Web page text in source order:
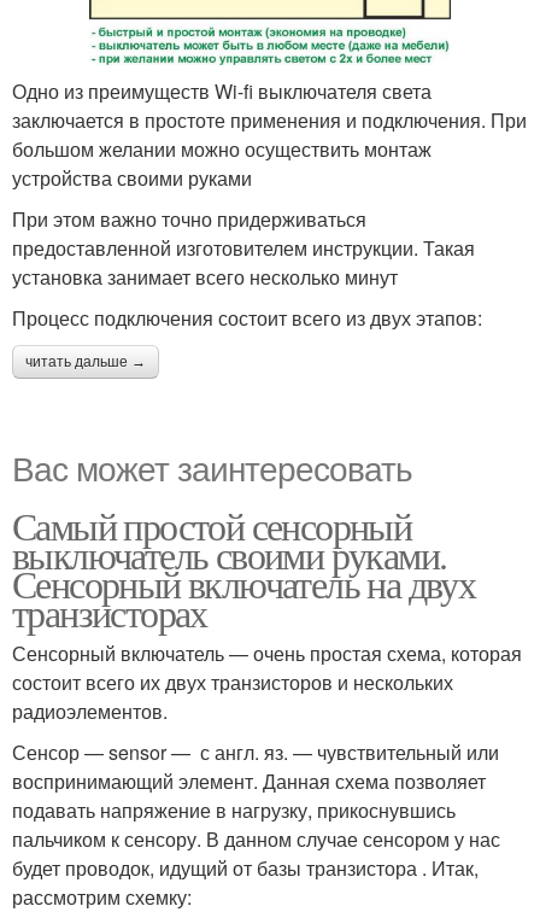
Одно из преимуществ Wi-fi выключателя света
заключается в простоте применения и подключения. При
большом желании можно осуществить монтаж
устройства своими руками
При этом важно точно придерживаться
предоставленной изготовителем инструкции. Такая
установка занимает всего несколько минут
Процесс подключения состоит всего из двух этапов:
читать дальше →
Вас может заинтересовать
Самый простой сенсорный
выключатель своими руками.
Сенсорный включатель на двух
транзисторах
Сенсорный включатель — очень простая схема, которая
состоит всего их двух транзисторов и нескольких
радиоэлементов.
Сенсор — sensor — с англ. яз. — чувствительный или
воспринимающий элемент. Данная схема позволяет
подавать напряжение в нагрузку, прикоснувшись
пальчиком к сенсору. В данном случае сенсором у нас
будет проводок, идущий от базы транзистора . Итак,
рассмотрим схемку: